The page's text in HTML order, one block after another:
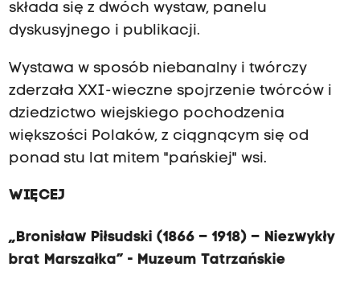
składa się z dwóch wystaw, panelu
dyskusyjnego i publikacji.
Wystawa w sposób niebanalny i twórczy
zderzała XXI-wieczne spojrzenie twórców i
dziedzictwo wiejskiego pochodzenia
większości Polaków, z ciągnącym się od
ponad stu lat mitem "pańskiej" wsi.
WIĘCEJ
„Bronisław Piłsudski (1866 – 1918) – Niezwykły
brat Marszałka” - Muzeum Tatrzańskie